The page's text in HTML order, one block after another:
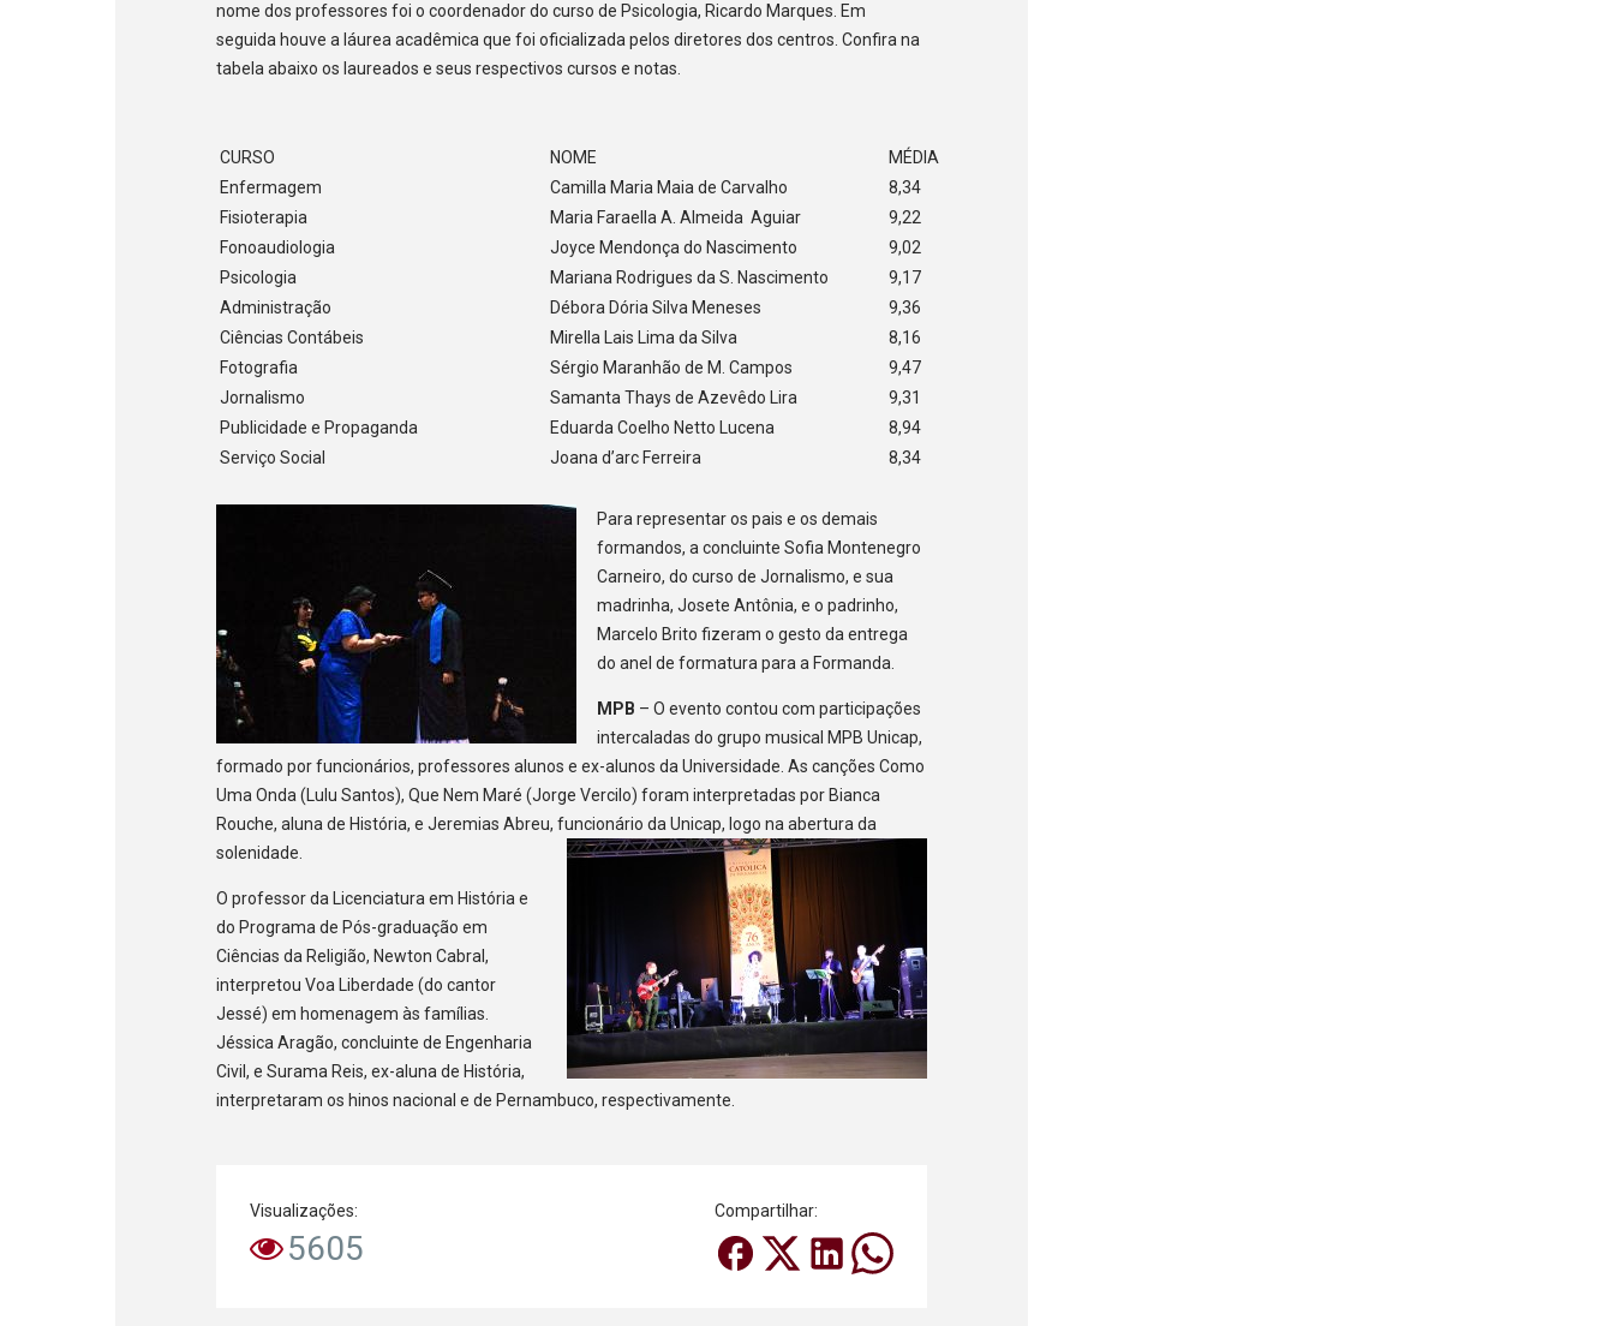
nome dos professores foi o coordenador do curso de Psicologia, Ricardo Marques. Em
seguida houve a láurea acadêmica que foi oficializada pelos diretores dos centros. Confira na
tabela abaixo os laureados e seus respectivos cursos e notas.
CURSO NOME
MÉDIA
Enfermagem
Camilla Maria Maia de Carvalho
8,34
Fisioterapia
Maria Faraella A. Almeida Aguiar
9,22
Fonoaudiologia
Joyce Mendonça do Nascimento
9,02
Psicologia
Mariana Rodrigues da S. Nascimento
9,17
Administração
Débora Dória Silva Meneses
9,36
Ciências Contábeis
Mirella Lais Lima da Silva
8,16
Fotografia
Sérgio Maranhão de M. Campos
9,47
Jornalismo
Samanta Thays de Azevêdo Lira
9,31
Publicidade e Propaganda
Eduarda Coelho Netto Lucena
8,94
Serviço Social
Joana d’arc Ferreira 8,34
Para representar os pais e os demais
formandos, a concluinte Sofia Montenegro
Carneiro, do curso de Jornalismo, e sua
madrinha, Josete Antônia, e o padrinho,
Marcelo Brito fizeram o gesto da entrega
do anel de formatura para a Formanda.
MPB – O evento contou com participações
intercaladas do grupo musical MPB Unicap,
formado por funcionários, professores alunos e ex-alunos da Universidade. As canções Como
Uma Onda (Lulu Santos), Que Nem Maré (Jorge Vercilo) foram interpretadas por Bianca
Rouche, aluna de História, e Jeremias Abreu, funcionário da Unicap, logo na abertura da
solenidade.
O professor da Licenciatura em História e
do Programa de Pós-graduação em
Ciências da Religião, Newton Cabral,
interpretou Voa Liberdade (do cantor
Jessé) em homenagem às famílias.
Jéssica Aragão, concluinte de Engenharia
Civil, e Surama Reis, ex-aluna de História,
interpretaram os hinos nacional e de Pernambuco, respectivamente.
Visualizações:
5605
Compartilhar: